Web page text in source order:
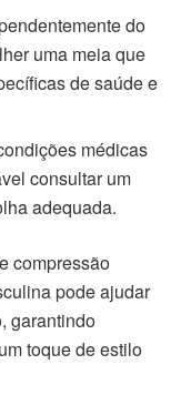
do
uma meia que
de saúde e
médicas
consultar um
adequada.
compressão
pode ajudar
garantindo
toque de estilo